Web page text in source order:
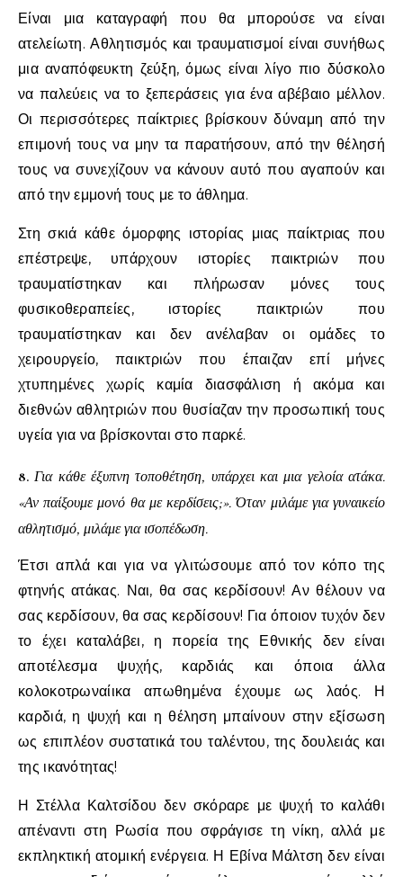
Είναι μια καταγραφή που θα μπορούσε να είναι
ατελείωτη. Αθλητισμός και τραυματισμοί είναι συνήθως
μια αναπόφευκτη ζεύξη, όμως είναι λίγο πιο δύσκολο
να παλεύεις να το ξεπεράσεις για ένα αβέβαιο μέλλον.
Οι περισσότερες παίκτριες βρίσκουν δύναμη από την
επιμονή τους να μην τα παρατήσουν, από την θέλησή
τους να συνεχίζουν να κάνουν αυτό που αγαπούν και
από την εμμονή τους με το άθλημα.
Στη σκιά κάθε όμορφης ιστορίας μιας παίκτριας που
επέστρεψε, υπάρχουν ιστορίες παικτριών που
τραυματίστηκαν και πλήρωσαν μόνες τους
φυσικοθεραπείες, ιστορίες παικτριών που
τραυματίστηκαν και δεν ανέλαβαν οι ομάδες το
χειρουργείο, παικτριών που έπαιζαν επί μήνες
χτυπημένες χωρίς καμία διασφάλιση ή ακόμα και
διεθνών αθλητριών που θυσίαζαν την προσωπική τους
υγεία για να βρίσκονται στο παρκέ.
8.Για κάθε έξυπνη τοποθέτηση, υπάρχει και μια γελοία ατάκα.
«Αν παίξουμε μονό θα με κερδίσεις;». Όταν μιλάμε για γυναικείο
αθλητισμό, μιλάμε για ισοπέδωση.
Έτσι απλά και για να γλιτώσουμε από τον κόπο της
φτηνής ατάκας. Ναι, θα σας κερδίσουν! Αν θέλουν να
σας κερδίσουν, θα σας κερδίσουν! Για όποιον τυχόν δεν
το έχει καταλάβει, η πορεία της Εθνικής δεν είναι
αποτέλεσμα ψυχής, καρδιάς και όποια άλλα
κολοκοτρωναίικα απωθημένα έχουμε ως λαός. Η
καρδιά, η ψυχή και η θέληση μπαίνουν στην εξίσωση
ως επιπλέον συστατικά του ταλέντου, της δουλειάς και
της ικανότητας!
Η Στέλλα Καλτσίδου δεν σκόραρε με ψυχή το καλάθι
απέναντι στη Ρωσία που σφράγισε τη νίκη, αλλά με
εκπληκτική ατομική ενέργεια. Η Εβίνα Μάλτση δεν είναι